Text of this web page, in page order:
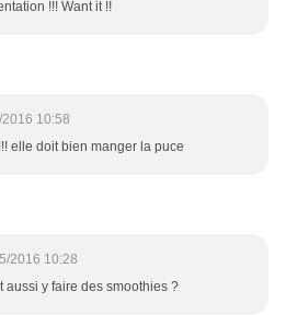
!!! Want it !!
10:58
elle doit bien manger la puce
2016 10:28
aussi y faire des smoothies ?